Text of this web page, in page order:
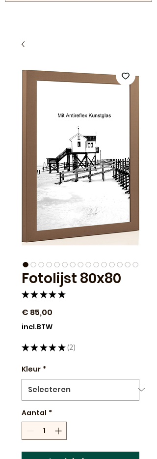
Fotolijst 80x80
★ ★ ★ ★ ★
€ 85,00
incl.BTW
★ ★ ★ ★ ★ 2
2
Kleur *
Aantal *